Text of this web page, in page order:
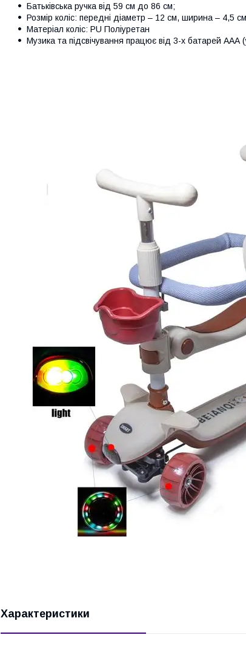
Батьківська ручка від 59 см до 86 см;
Розмір коліс: передні діаметр – 12 см, ширина – 4,5
Матеріал коліс: PU Поліуретан
Музика та підсвічування працює від 3-х батарей ААА
Характеристики